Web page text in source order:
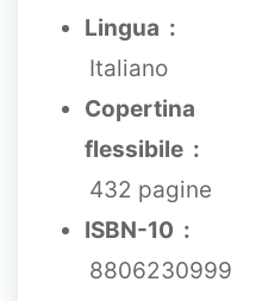
Lingua ‏ :
Italiano
Copertina
flessibile ‏ :
432 pagine
ISBN-10 ‏ :
8806230999